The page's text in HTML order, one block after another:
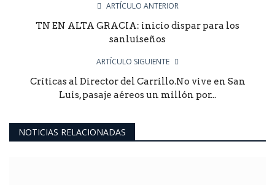
ARTÍCULO ANTERIOR
TN EN ALTA GRACIA: inicio dispar para los
sanluiseños
ARTÍCULO SIGUIENTE
Críticas al Director del Carrillo.No vive en San
Luis, pasaje aéreos un millón por...
NOTICIAS RELACIONADAS